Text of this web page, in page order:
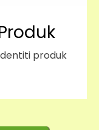
produk